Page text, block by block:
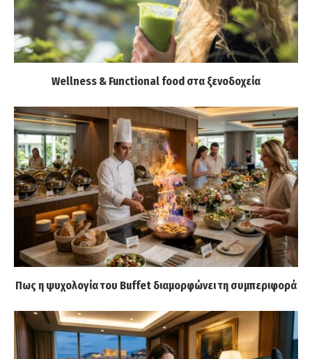
Wellness & Functional food στα ξενοδοχεία
Πως η ψυχολογία του Buffet διαμορφώνει τη συμπεριφορά